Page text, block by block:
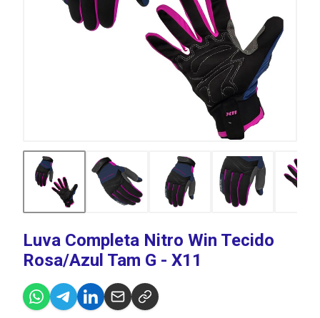
Luva Completa Nitro Win Tecido
Rosa/Azul Tam G - X11